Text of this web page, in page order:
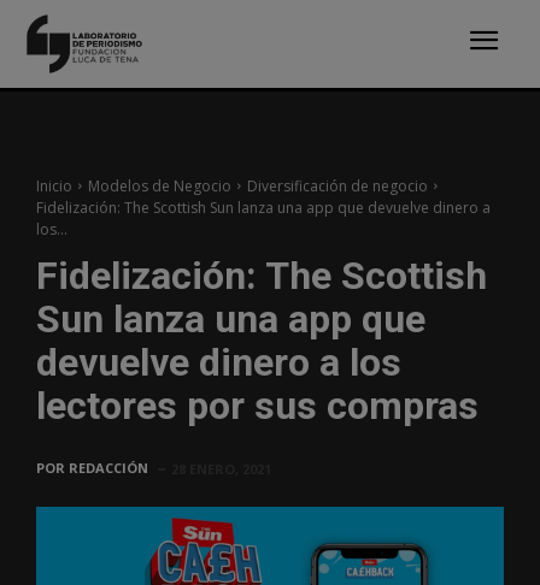
Inicio Modelos de Negocio
Diversificación de negocio
Fidelización: The Scottish Sun lanza una app que devuelve dinero a
los...
Fidelización: The Scottish
Sun lanza una app que
devuelve dinero a los
lectores por sus compras
POR REDACCIÓN